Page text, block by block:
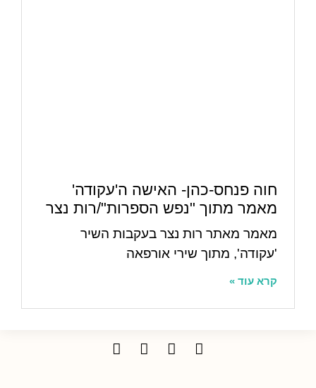
חוה פנחס-כהן- האישה ה'עקודה'
מאמר מתוך "נפש הספרות"/רות נצר
מאמר מאתר רות נצר בעקבות השיר
'עקודה', מתוך שירי אורפאה
קרא עוד »